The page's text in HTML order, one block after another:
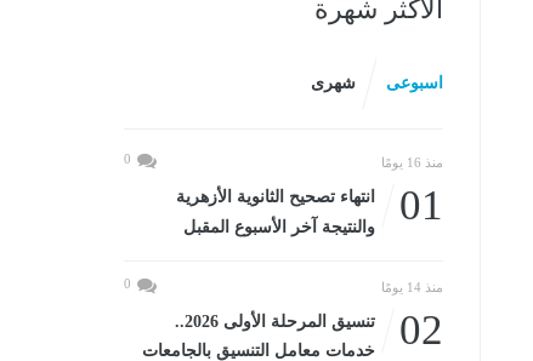
الأكثر شهرة
اسبوعى شهرى
منذ 16 يومًا 0
01
انتهاء تصحيح الثانوية الأزهرية
والنتيجة آخر الأسبوع المقبل
منذ 14 يومًا 0
02
تنسيق المرحلة الأولى 2026..
خدمات معامل التنسيق بالجامعات